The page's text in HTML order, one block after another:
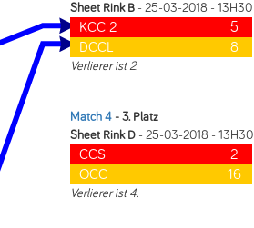
Sheet Rink B - 25-03-2018 - 13H30
KCC 2
5
DCCL
8
Verlierer ist 2.
Match 4 - 3. Platz
Sheet Rink D - 25-03-2018 - 13H30
CCS
2
OCC
16
Verlierer ist 4.